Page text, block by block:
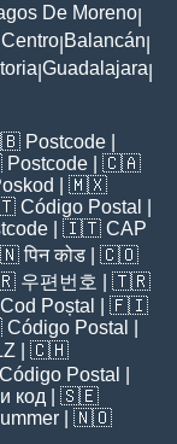
De Moreno
Centro Balancán
Guadalajara
Postcode
Postcode | 🇨🇦
| 🇲🇽
Código Postal
| 🇮🇹 CAP
पिन कोड | 🇨🇴
우편번호
| 🇹🇷
Cod Poștal
| 🇫🇮
Código Postal
| 🇨🇭
Código Postal
код | 🇸🇪
| 🇳🇴